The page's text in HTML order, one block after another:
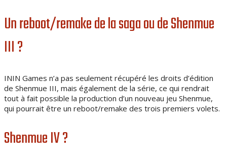
Un reboot/remake de la saga ou de Shenmue
III ?
ININ Games n’a pas seulement récupéré les droits d’édition
de Shenmue III, mais également de la série, ce qui rendrait
tout à fait possible la production d’un nouveau jeu Shenmue,
qui pourrait être un reboot/remake des trois premiers volets.
Shenmue IV ?